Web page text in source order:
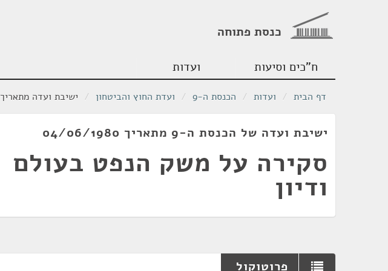
כנסת פתוחה
ח"כים וסיעות ועדות
דף הבית / ועדות / הכנסת ה-9 / ועדת החוץ והביטחון / ישיבת ועדה מתאריך 04/06/1980
ישיבת ועדה של הכנסת ה-9 מתאריך 04/06/1980
סקירה על משק הנפט בעולם
ודיון
פרוטוקול